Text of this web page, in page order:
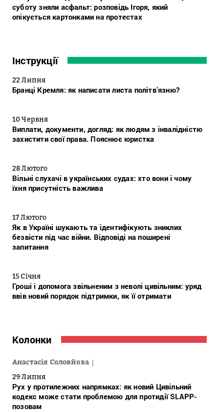
суботу зняли асфальт: розповідь Ігоря, який
опікується картонками на протестах
Інструкції
22 Липня
Бранці Кремля: як написати листа політв’язню?
10 Червня
Виплати, документи, догляд: як людям з інвалідністю
захистити свої права. Пояснює юристка
28 Лютого
Вільні слухачі в українських судах: хто вони і чому
їхня присутність важлива
17 Лютого
Як в Україні шукають та ідентифікують зниклих
безвісти під час війни. Відповіді на поширені
запитання
15 Січня
Гроші і допомога звільненим з неволі цивільним: уряд
ввів новий порядок підтримки, як її отримати
Колонки
Анастасія Соловйова
29 Липня
Рух у протилежних напрямках: як новий Цивільний
кодекс може стати проблемою для протидії SLAPP-
позовам